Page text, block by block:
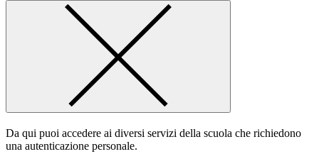
Da qui puoi accedere ai diversi servizi della scuola che richiedono
una autenticazione personale.